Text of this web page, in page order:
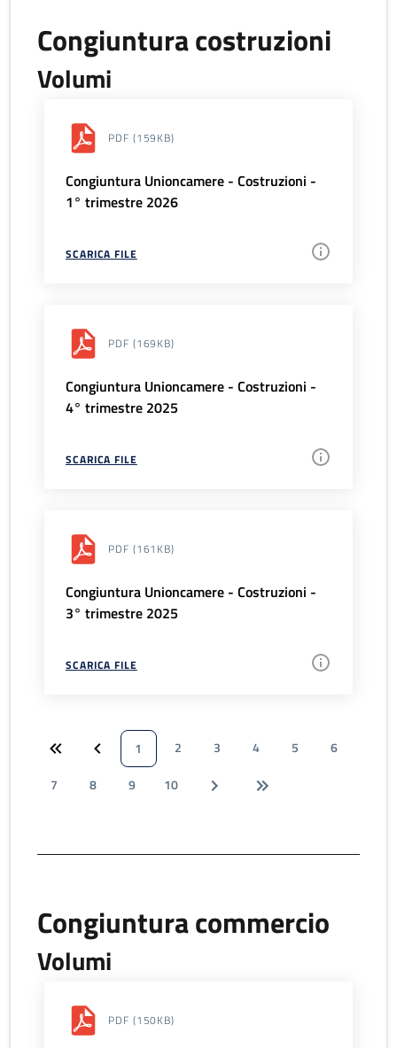
Congiuntura costruzioni
Volumi
PDF (159KB)
Congiuntura Unioncamere - Costruzioni -
1° trimestre 2026
SCARICA FILE
PDF (169KB)
Congiuntura Unioncamere - Costruzioni -
4° trimestre 2025
SCARICA FILE
PDF (161KB)
Congiuntura Unioncamere - Costruzioni -
3° trimestre 2025
SCARICA FILE
1 2 3 4 5
6
7
8 9 10
Congiuntura commercio
Volumi
PDF (150KB)